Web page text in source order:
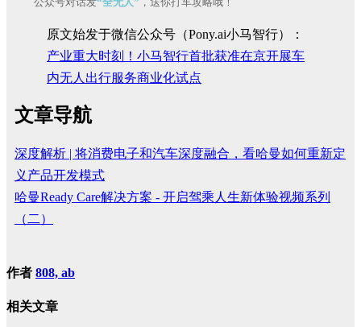
原文始发于微信公众号（Pony.ai小马智行）：
产业重大时刻！小马智行首批获准在京开展车
内无人出行服务商业化试点
文章导航
深度解析 | 将消费电子和汽车深度融合，看哈曼如何重新定
义产品开发模式
哈曼Ready Care解决方案 - 开启驾乘人生新体验视频系列
（二）
作者 808, ab
相关文章